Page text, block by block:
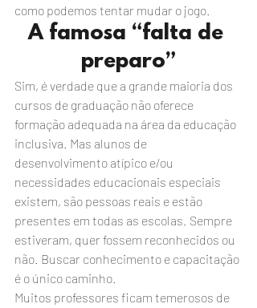
como podemos tentar mudar o jogo.
A famosa “falta de
preparo”
Sim, é verdade que a grande maioria dos
cursos de graduação não oferece
formação adequada na área da educação
inclusiva. Mas alunos de
desenvolvimento atípico e/ou
necessidades educacionais especiais
existem, são pessoas reais e estão
presentes em todas as escolas. Sempre
estiveram, quer fossem reconhecidos ou
não. Buscar conhecimento e capacitação
é o único caminho.
Muitos professores ficam temerosos de